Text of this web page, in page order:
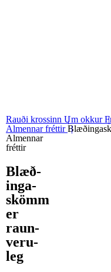
Rauði krossinn Um okkur
Almennar fréttir
Almennar
fréttir
Blæð­
inga­
skömm
er
raun­
veru­
leg